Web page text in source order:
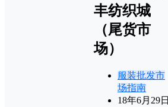
丰纺织城
（尾货市
场）
服装批发市
场指南
18年6月29日